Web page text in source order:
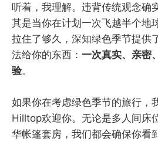
听着，我理解。违背传统观念确
其是当你在计划一次飞越半个地
拉住了够久，深知绿色季节提供
法给你的东西： 一次真实、亲密
验。
如果你在考虑绿色季节的旅行，
Hilltop欢迎你。无论是多人间床
华帐篷套房，我们都会确保你看